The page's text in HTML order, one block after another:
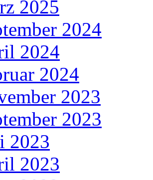
2025
2024
2024
2024
2023
2023
2023
2023